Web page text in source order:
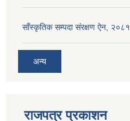
साँस्कृतिक सम्पदा संरक्षण ऐन, २०८१
अन्य
राजपत्र प्रकाशन